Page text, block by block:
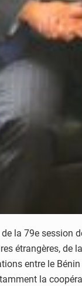
la 79e session
étrangères, de
entre le
la